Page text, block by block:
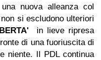
nuova alleanza col
si escludono ulteriori
in lieve ripresa
di una fuoriuscita di
niente. Il PDL continua